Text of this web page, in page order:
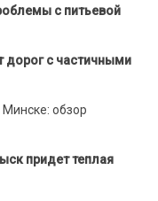
с питьевой
дорог с частичными
обзор
придет теплая